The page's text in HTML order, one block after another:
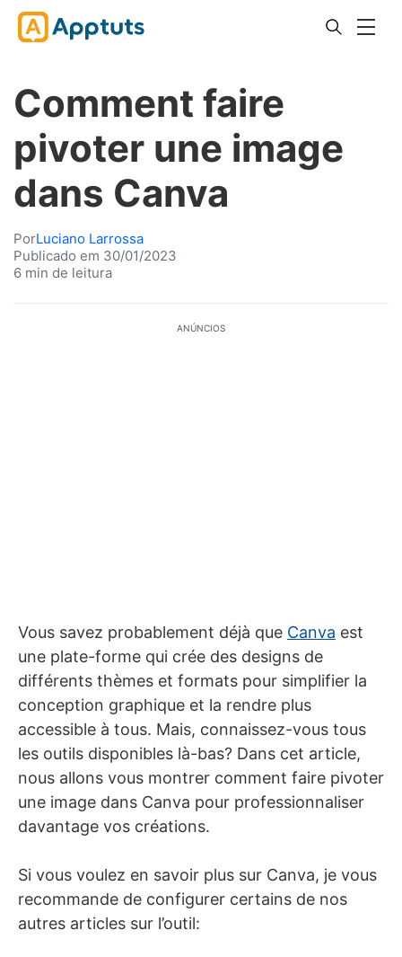
Comment faire
pivoter une image
dans Canva
PorLuciano Larrossa
Publicado em 30/01/2023
6 min de leitura
ANÚNCIOS
Vous savez probablement déjà que Canva est
une plate-forme qui crée des designs de
différents thèmes et formats pour simplifier la
conception graphique et la rendre plus
accessible à tous. Mais, connaissez-vous tous
les outils disponibles là-bas? Dans cet article,
nous allons vous montrer comment faire pivoter
une image dans Canva pour professionnaliser
davantage vos créations.
Si vous voulez en savoir plus sur Canva, je vous
recommande de configurer certains de nos
autres articles sur l’outil: